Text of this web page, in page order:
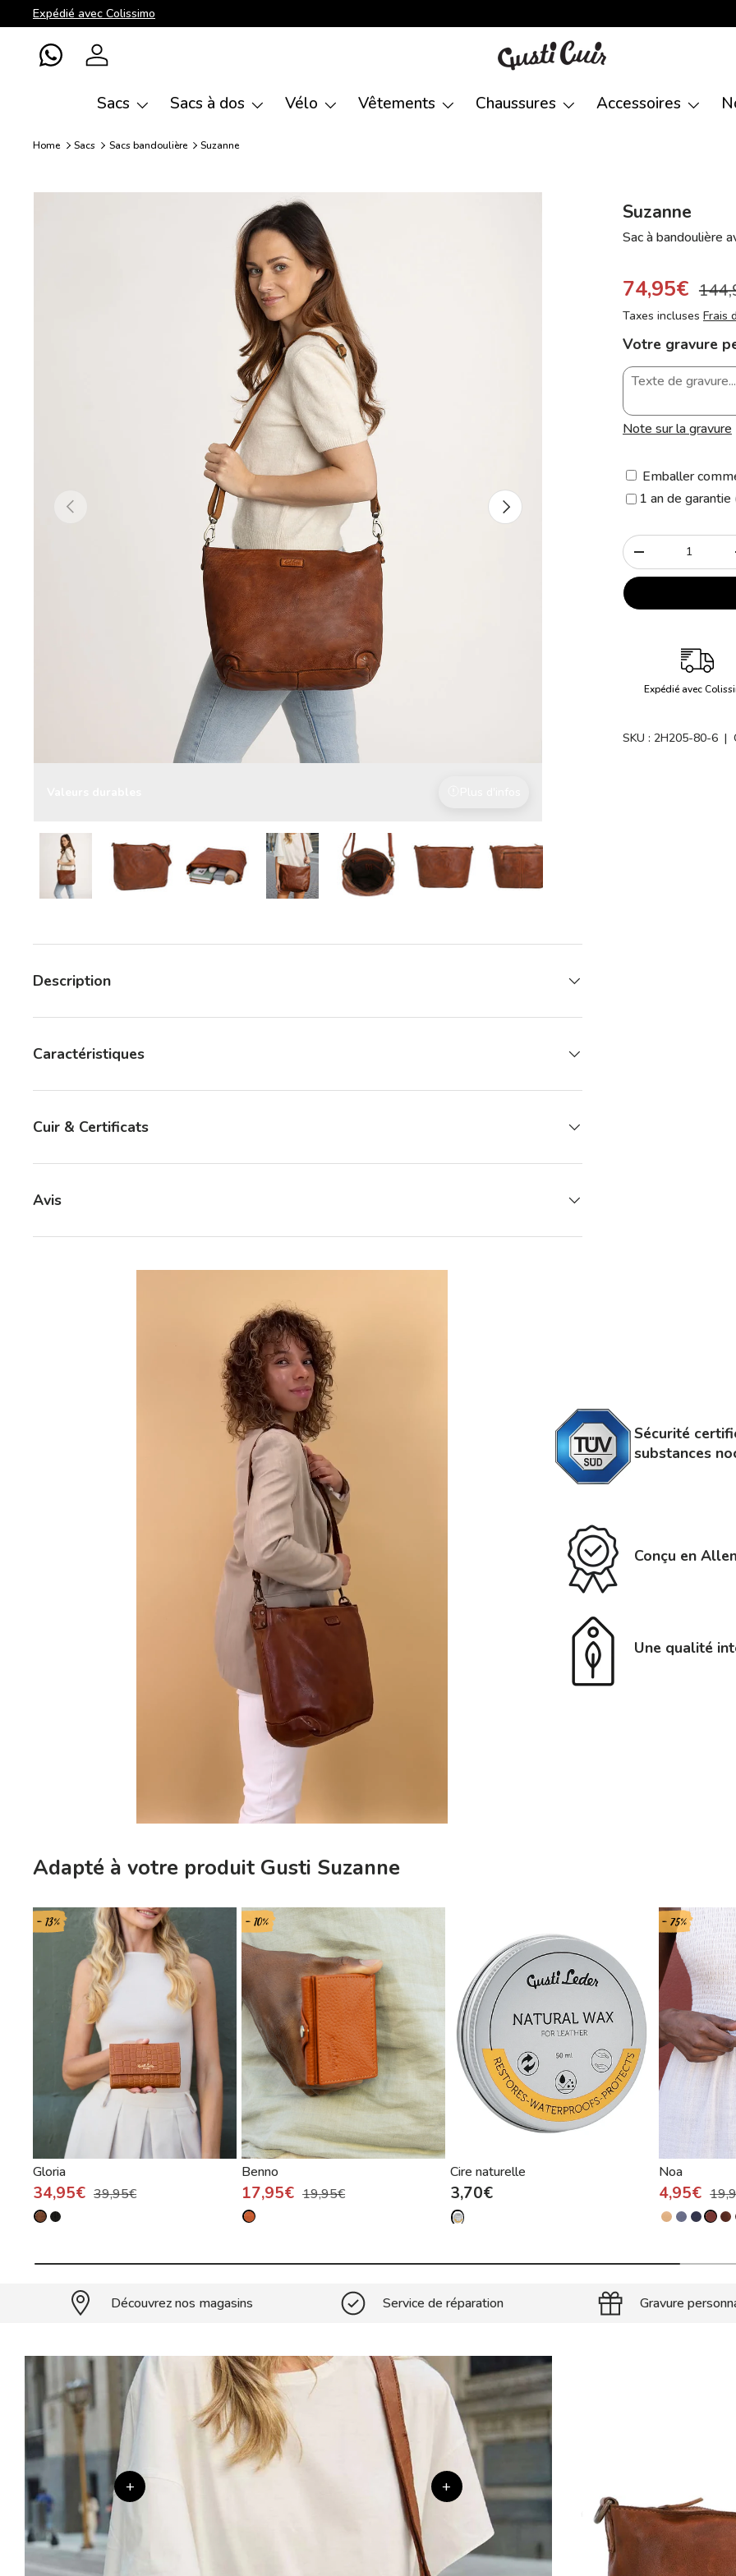
Aller au contenu
Expédié avec Colissimo
WhatsAppSe connecter
Sacs Sacs à dos Vélo Vêtements Chaussures Accessoires
Home Sacs Sacs bandoulière Suzanne
Précédent Suivant
Suzanne
Sac à bandoulière
74,95€
Taxes incluses Frais
Votre gravure
Note sur la gravure
Emballer
1 an de
Qté
-
Expédié avec
SKU : 2H205-80-6 |
Description
Caractéristiques
Cuir & Certificats
Avis
Sécurité
substances
Conçu en
Une qualité
Adapté à votre produit Gusti Suzanne
- 13%
Gloria
34,95€ 39,95€
- 10%
Benno
17,95€ 19,95€
Cire naturelle
3,70€
- 75%
Noa
4,95€
Découvrez nos magasins Service de réparation Gravure
+ +